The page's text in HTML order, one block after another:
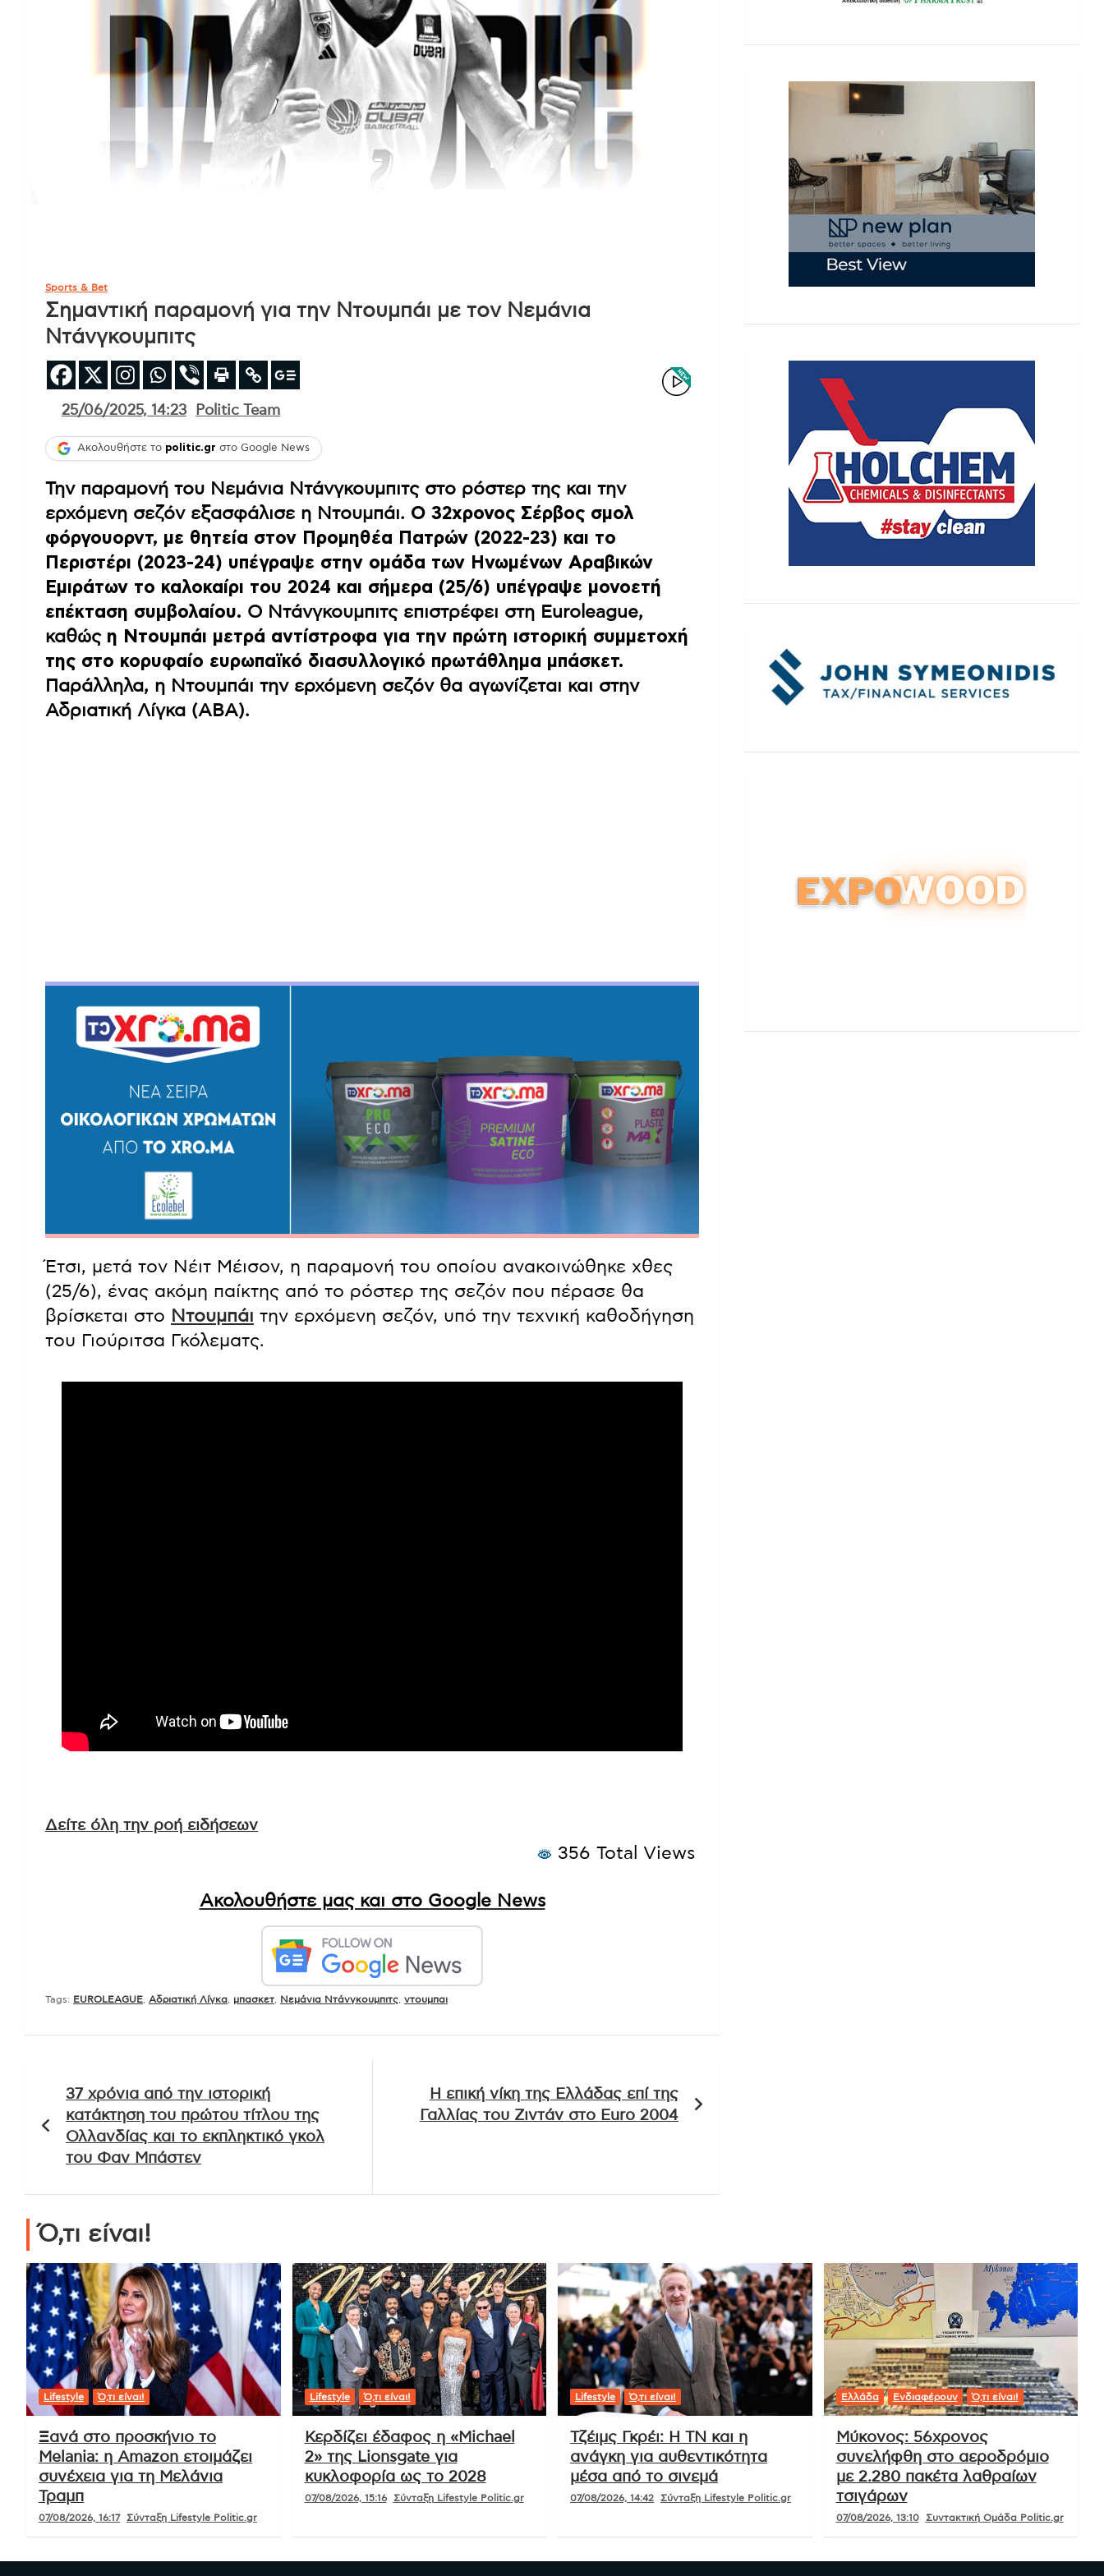
Sports & Bet
Σημαντική παραμονή για την Ντουμπάι με τον Νεμάνια
Ντάνγκουμπιτς
25/06/2025, 14:23 Politic Team
Ακολουθήστε το politic.gr στο Google News
Την παραμονή του Νεμάνια Ντάνγκουμπιτς στο ρόστερ της και την
ερχόμενη σεζόν εξασφάλισε η Ντουμπάι. Ο 32χρονος Σέρβος σμολ
φόργουορντ, με θητεία στον Προμηθέα Πατρών (2022-23) και το
Περιστέρι (2023-24) υπέγραψε στην ομάδα των Ηνωμένων Αραβικών
Εμιράτων το καλοκαίρι του 2024 και σήμερα (25/6) υπέγραψε μονοετή
επέκταση συμβολαίου. Ο Ντάνγκουμπιτς επιστρέφει στη Euroleague,
καθώς η Ντουμπάι μετρά αντίστροφα για την πρώτη ιστορική συμμετοχή
της στο κορυφαίο ευρωπαϊκό διασυλλογικό πρωτάθλημα μπάσκετ.
Παράλληλα, η Ντουμπάι την ερχόμενη σεζόν θα αγωνίζεται και στην
Αδριατική Λίγκα (ABA).
Έτσι, μετά τον Νέιτ Μέισον, η παραμονή του οποίου ανακοινώθηκε χθες
(25/6), ένας ακόμη παίκτης από το ρόστερ της σεζόν που πέρασε θα
βρίσκεται στο Ντουμπάι την ερχόμενη σεζόν, υπό την τεχνική καθοδήγηση
του Γιούριτσα Γκόλεματς.
Δείτε όλη την ροή ειδήσεων
356 Total Views
Ακολουθήστε μας και στο Google News
Tags: EUROLEAGUE Αδριατική Λίγκα μπασκετ Νεμάνια Ντάνγκουμπιτς ντουμπαι
άρθρων
37 χρόνια από την ιστορική
κατάκτηση του πρώτου τίτλου της
Ολλανδίας και το εκπληκτικό γκολ
του Φαν Μπάστεν
Η επική νίκη της Ελλάδας επί της
Γαλλίας του Ζιντάν στο Euro 2004
Ό,τι είναι!
Lifestyle Ό,τι είναι!
Ξανά στο προσκήνιο το
Melania: η Amazon ετοιμάζει
συνέχεια για τη Μελάνια
Τραμπ
07/08/2026, 16:17 Σύνταξη Lifestyle Politic.gr
Lifestyle Ό,τι είναι!
Κερδίζει έδαφος η «Michael
2» της Lionsgate για
κυκλοφορία ως το 2028
07/08/2026, 15:16 Σύνταξη Lifestyle Politic.gr
Lifestyle Ό,τι είναι!
Τζέιμς Γκρέι: Η ΤΝ και η
ανάγκη για αυθεντικότητα
μέσα από το σινεμά
07/08/2026, 14:42 Σύνταξη Lifestyle Politic.gr
Ελλάδα Ενδιαφέρουν Ό,τι είναι!
Μύκονος: 56χρονος
συνελήφθη στο αεροδρόμιο
με 2.280 πακέτα λαθραίων
τσιγάρων
07/08/2026, 13:10 Συντακτική Ομάδα Politic.gr